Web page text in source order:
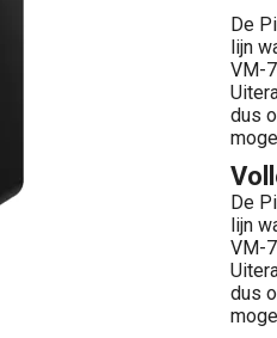
De
lijn
VM-
dus
De
lijn
VM-
dus